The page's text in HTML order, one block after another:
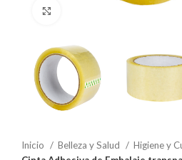
Inicio Belleza y Salud
Higiene y